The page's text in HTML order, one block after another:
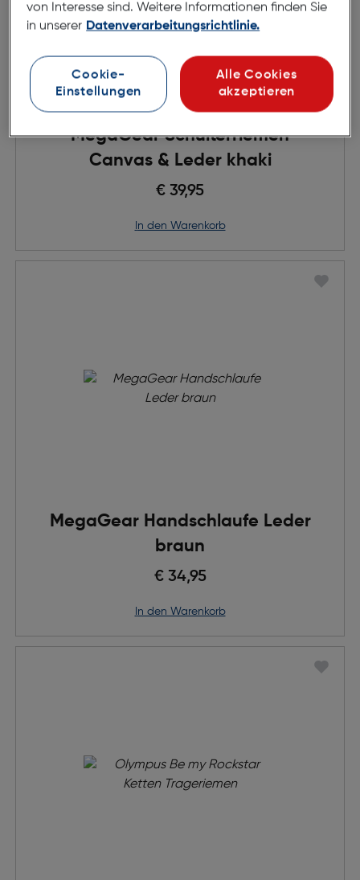
MegaGear Schulterriemen
Canvas & Leder khaki
€ 39,95
in den Warenkorb
MegaGear Handschlaufe Leder
braun
€ 34,95
in den Warenkorb
von Interesse sind. Weitere Informationen finden Sie
in unserer Datenverarbeitungsrichtlinie.
Cookie-
Einstellungen
Alle Cookies
akzeptieren